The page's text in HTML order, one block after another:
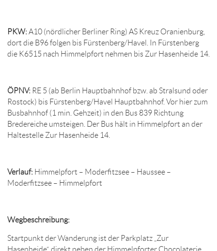
PKW:A10 (nördlicher Berliner Ring) AS Kreuz Oranienburg,
dort die B96 folgen bis Fürstenberg/Havel. In Fürstenberg
die K6515 nach Himmelpfort nehmen bis Zur Hasenheide 14.
ÖPNV: RE 5 (ab Berlin Hauptbahnhof bzw. ab Stralsund oder
Rostock) bis Fürstenberg/Havel Hauptbahnhof. Vor hier zum
Busbahnhof (1 min. Gehzeit) in den Bus 839 Richtung
Bredereiche umsteigen. Der Bus hält in Himmelpfort an der
Haltestelle Zur Hasenheide 14.
Verlauf: Himmelpfort – Moderfitzsee – Haussee –
Moderfitzsee – Himmelpfort
Wegbeschreibung:
Startpunkt der Wanderung ist der Parkplatz „Zur